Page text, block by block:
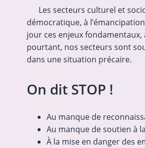
Les secteurs culturel et
démocratique, à
jour ces enjeux
pourtant, nos secteurs sont
dans une situation précaire.
On dit STOP !
Au manque de
Au manque de soutien à
À la mise en danger des
Le